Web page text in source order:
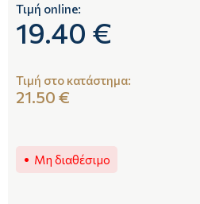
Τιμή online:
19.40 €
Τιμή στο κατάστημα:
21.50 €
Μη διαθέσιμο